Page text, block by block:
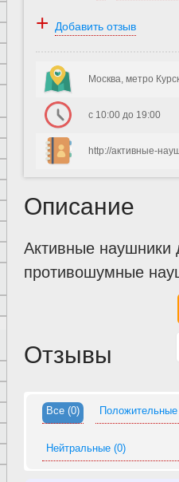
+ Добавить отзыв
Москва, метро
с 10:00 до 19:00
http://активные-
Описание
Активные наушники
противошумные
Отзывы
Все (0) Положительные
Нейтральные(0)